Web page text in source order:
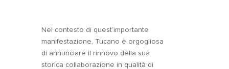
Nel contesto di quest’importante
manifestazione, Tucano è orgogliosa
di annunciare il rinnovo della sua
storica collaborazione in qualità di